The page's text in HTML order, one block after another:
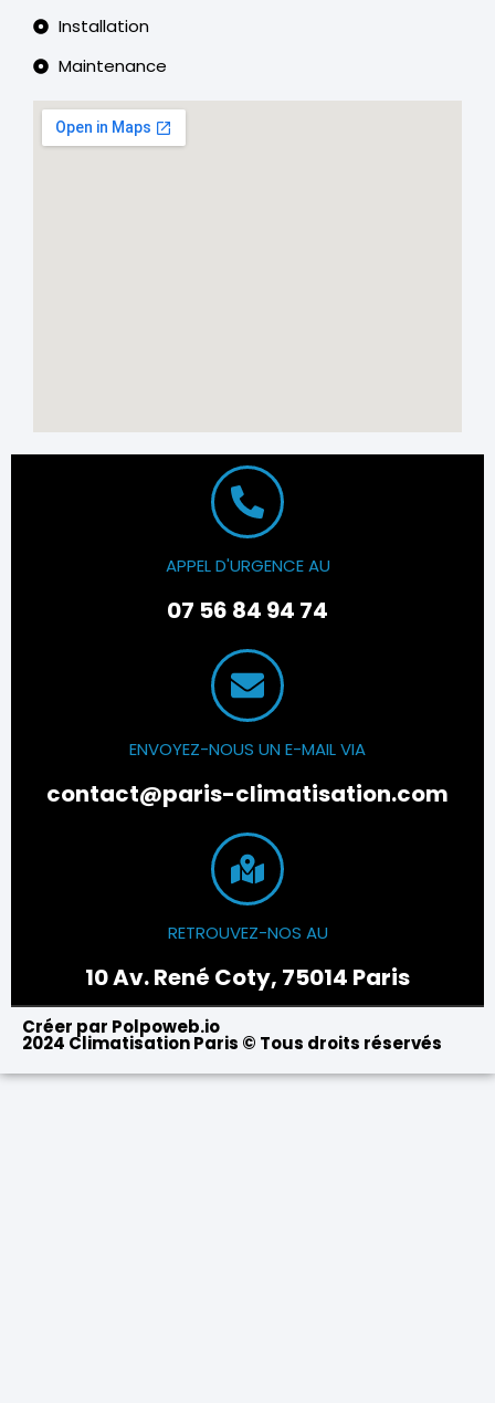
Installation
Maintenance
APPEL D'URGENCE AU
07 56 84 94 74
ENVOYEZ-NOUS UN E-MAIL VIA
contact@paris-climatisation.com
RETROUVEZ-NOS AU
10 Av. René Coty, 75014 Paris
Créer par Polpoweb.io
2024 Climatisation Paris © Tous droits réservés